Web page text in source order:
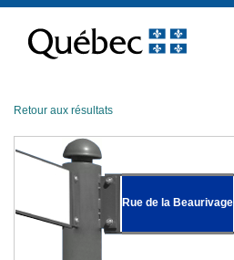
contenu
Retour aux résultats
Rue de la Beaurivage